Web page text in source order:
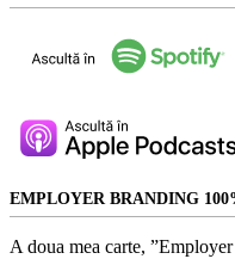
EMPLOYER BRANDING
A doua mea carte,